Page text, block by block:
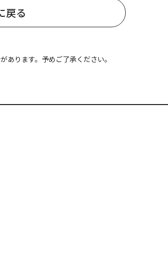
戻る
あります。予めご了承ください。